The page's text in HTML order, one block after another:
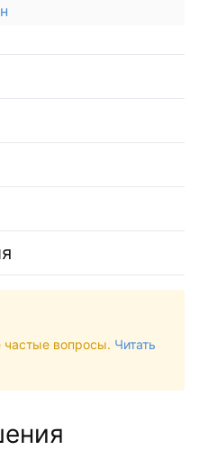
вопросы. Читать